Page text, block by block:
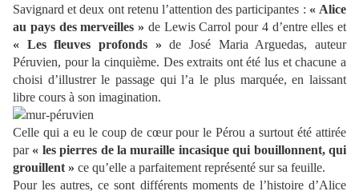
Savignard et deux ont retenu l’attention des participantes : « Alice
au pays des merveilles » de Lewis Carrol pour 4 d’entre elles et
« Les fleuves profonds » de José Maria Arguedas, auteur
Péruvien, pour la cinquième. Des extraits ont été lus et chacune a
choisi d’illustrer le passage qui l’a le plus marquée, en laissant
libre cours à son imagination.
Celle qui a eu le coup de cœur pour le Pérou a surtout été attirée
par « les pierres de la muraille incasique qui bouillonnent, qui
grouillent » ce qu’elle a parfaitement représenté sur sa feuille.
Pour les autres, ce sont différents moments de l’histoire d’Alice